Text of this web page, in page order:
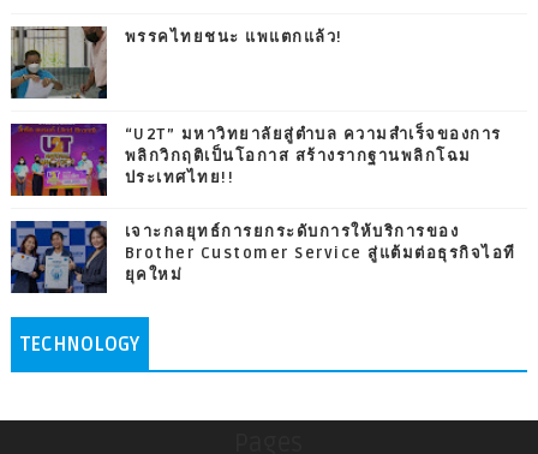
พรรคไทยชนะ แพแตกแล้ว!
“U2T” มหาวิทยาลัยสู่ตำบล ความสำเร็จของการ
พลิกวิกฤติเป็นโอกาส สร้างรากฐานพลิกโฉม
ประเทศไทย!!
เจาะกลยุทธ์การยกระดับการให้บริการของ
Brother Customer Service สู่แต้มต่อธุรกิจไอที
ยุคใหม่
TECHNOLOGY